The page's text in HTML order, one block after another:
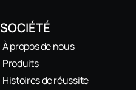
SOCIÉTÉ
À propos de nous
Produits
Histoires de réussite